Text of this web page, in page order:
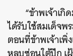
“ข้าพเจ้าเกิ
ได้รับใช้สมเด็จพ
ตอนที่ข้าพเจ้าเพิ่